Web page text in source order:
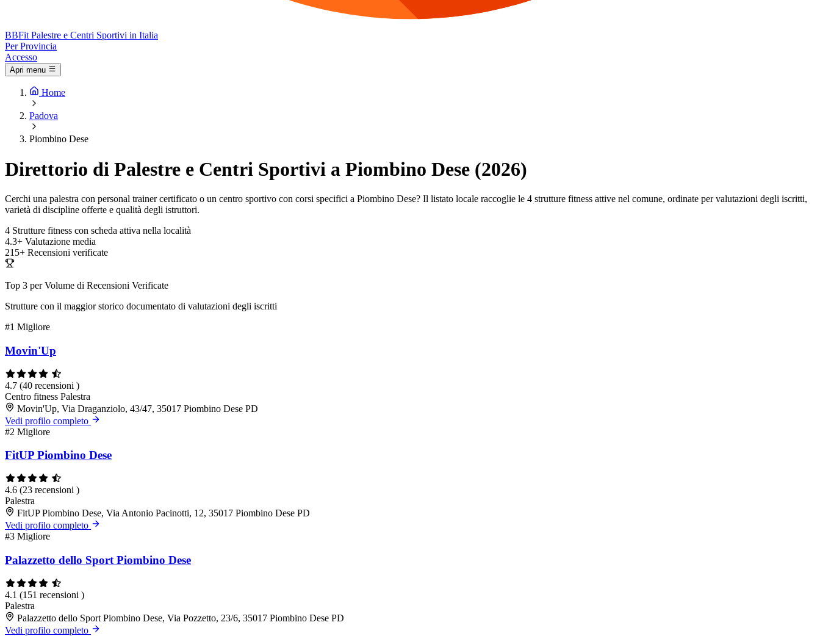
BBFit Palestre e Centri Sportivi in Italia
Per Provincia
Accesso
Apri menu
Home
Padova
Piombino Dese
Direttorio di Palestre e Centri Sportivi a Piombino Dese (2026)
Cerchi una palestra con personal trainer certificato o un centro sportivo con corsi specifici a Piombino Dese? Il listato locale raccoglie le 4 strutture fitness attive nel comune, ordinate per valutazioni degli iscritti,
varietà di discipline offerte e qualità degli istruttori.
4 Strutture fitness con scheda attiva nella località
4.3+ Valutazione media
215+ Recensioni verificate
Top 3 per Volume di Recensioni Verificate
Strutture con il maggior storico documentato di valutazioni degli iscritti
#1 Migliore
Movin'Up
4.7 (40 recensioni )
Centro fitness Palestra
Movin'Up, Via Draganziolo, 43/47, 35017 Piombino Dese PD
Vedi profilo completo
#2 Migliore
FitUP Piombino Dese
4.6 (23 recensioni )
Palestra
FitUP Piombino Dese, Via Antonio Pacinotti, 12, 35017 Piombino Dese PD
Vedi profilo completo
#3 Migliore
Palazzetto dello Sport Piombino Dese
4.1 (151 recensioni )
Palestra
Palazzetto dello Sport Piombino Dese, Via Pozzetto, 23/6, 35017 Piombino Dese PD
Vedi profilo completo